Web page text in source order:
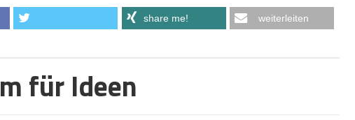
share me! weiterleiten
für Ideen